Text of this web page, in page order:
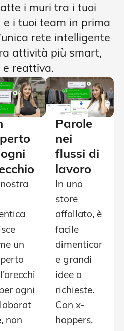
i muri tra i tuoi
i tuoi team in prima
rete intelligente
attività più smart,
e reattiva.
un
ogni
non
Parole
nei
flussi di
lavoro
In uno
store
affollato, è
facile
dimenticar
e grandi
idee o
richieste.
Con x-
hoppers,